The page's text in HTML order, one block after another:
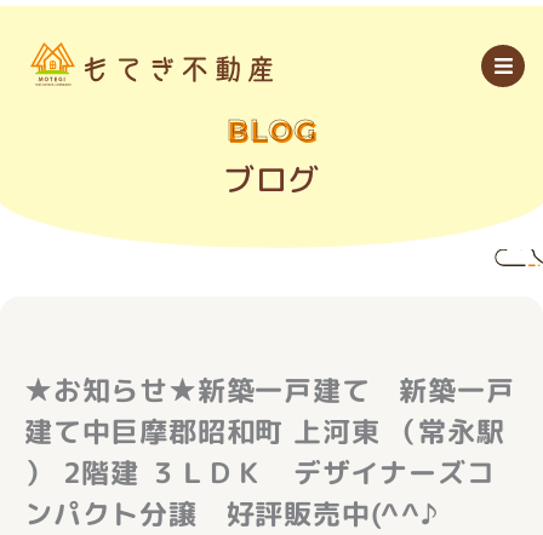
内
BLOG
ブログ
★お知らせ★新築一戸建て 新築一戸
建て中巨摩郡昭和町 上河東 （常永駅
） 2階建 ３ＬＤＫ デザイナーズコ
ンパクト分譲 好評販売中(^^♪